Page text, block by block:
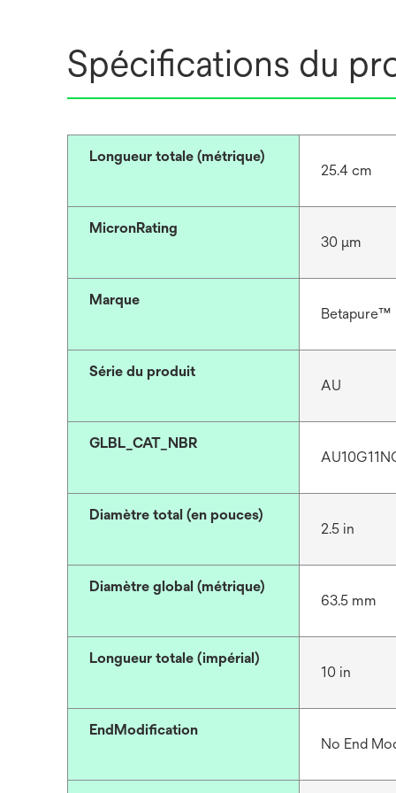
Spécifications du
Longueur totale (métrique)
25.4 cm
MicronRating
30 μm
Marque
Betapure™
Série du produit
AU
GLBL_CAT_NBR
Diamètre total (en pouces)
2.5 in
Diamètre global (métrique)
63.5 mm
Longueur totale (impérial)
10 in
EndModification
No End